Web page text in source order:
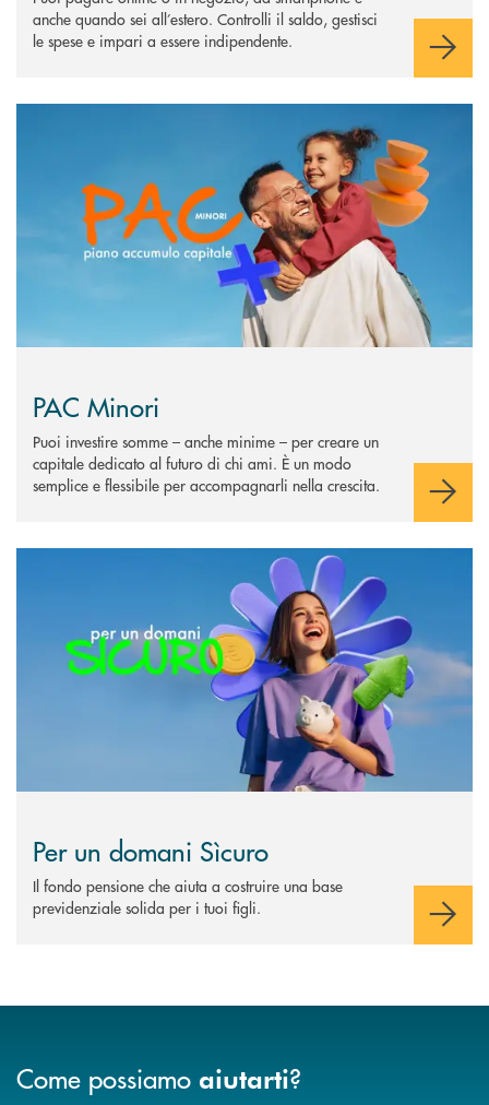
anche quando sei all’estero. Controlli il saldo, gestisci
le spese e impari a essere indipendente.
PAC Minori
Puoi investire somme – anche minime – per creare un
capitale dedicato al futuro di chi ami. È un modo
semplice e flessibile per accompagnarli nella crescita.
Per un domani Sìcuro
Il fondo pensione che aiuta a costruire una base
previdenziale solida per i tuoi figli.
Come possiamo aiutarti?